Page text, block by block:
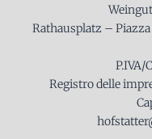
Rathausplatz –
P.IVA/
Registro delle